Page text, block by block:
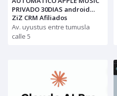
PRIVADO 30DIAS android
IPHONE ENVIAR CODIGO A
AGENTE
ZiZ CRM Afiliados
Av. uyustus entre tumusla
calle 5